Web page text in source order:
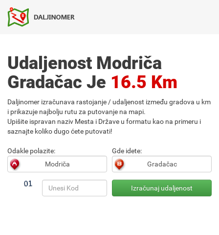
Udaljenost Modriča
Gradačac Je 16.5 Km
Daljinomer izračunava rastojanje / udaljenost između gradova u km
i prikazuje najbolju rutu za putovanje na mapi.
Upišite ispravan naziv Mesta i Države u formatu kao na primeru i
saznajte koliko dugo ćete putovati!
Odakle polazite: Gde idete: